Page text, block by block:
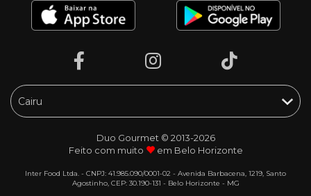
Duo Gourmet © 2013-2026
Feito com muito
em Belo Horizonte
Inter Food Ltda. - CNPJ: 41.985.090/0001-02 - Avenida Barbacena, 1219, Santo
Agostinho, CEP: 30.190-131 - Belo Horizonte - MG